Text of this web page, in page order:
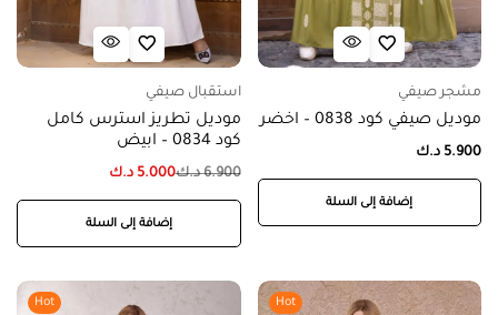
مشجر صيفي
موديل صيفي كود 0838 – اخضر
5.900 د.ك
إضافة إلى السلة
استقبال صيفي
موديل تطريز استرس كامل
كود 0834 – ابيض
6.900 د.ك5.000 د.ك
إضافة إلى السلة
Hot
Hot